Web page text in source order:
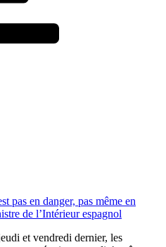
pas en danger, pas même en
de l’Intérieur espagnol
et vendredi dernier, les